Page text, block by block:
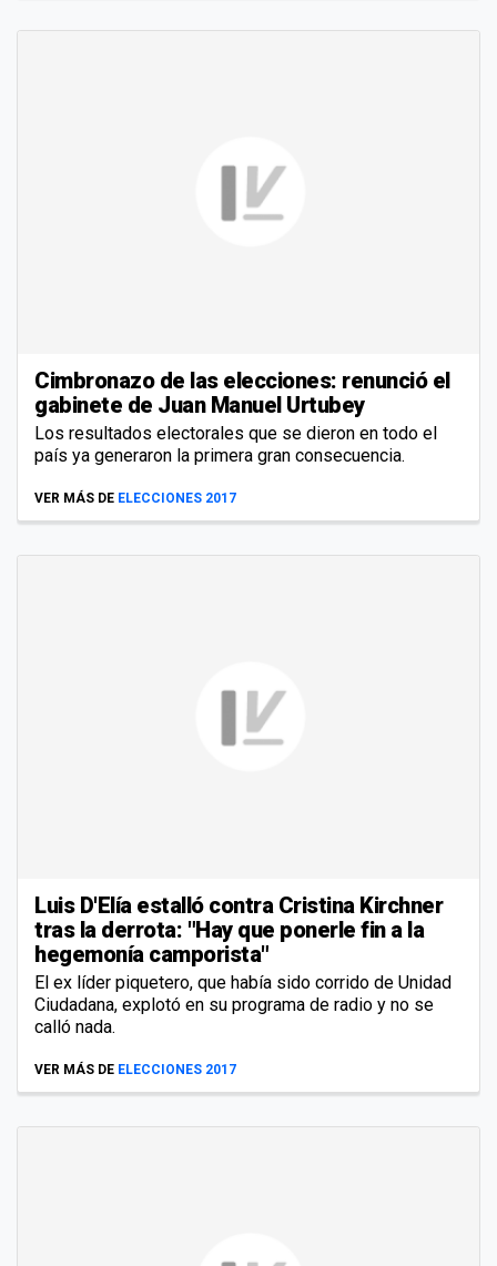
Cimbronazo de las elecciones: renunció el
gabinete de Juan Manuel Urtubey
Los resultados electorales que se dieron en todo el
país ya generaron la primera gran consecuencia.
VER MÁS DE ELECCIONES 2017
Luis D'Elía estalló contra Cristina Kirchner
tras la derrota: "Hay que ponerle fin a la
hegemonía camporista"
El ex líder piquetero, que había sido corrido de Unidad
Ciudadana, explotó en su programa de radio y no se
calló nada.
VER MÁS DE ELECCIONES 2017